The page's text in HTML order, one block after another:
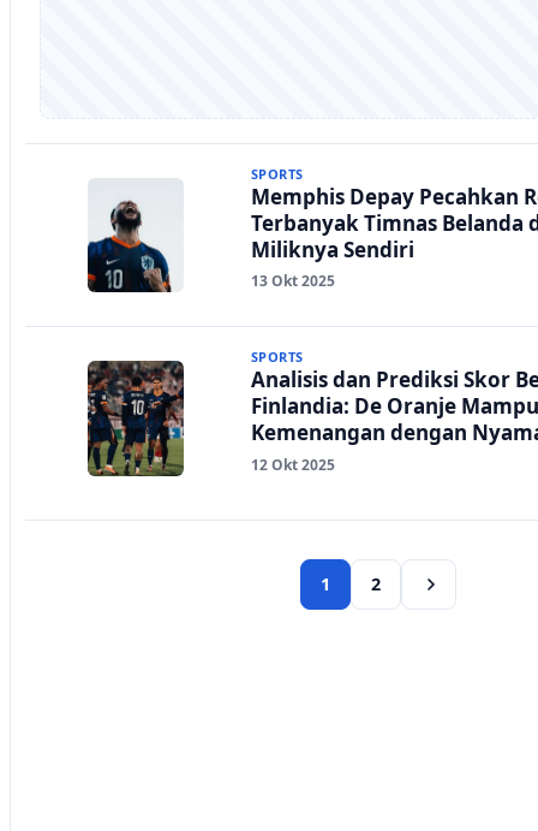
SPORTS
Memphis Depay Pecahkan
Terbanyak Timnas Belanda
Miliknya Sendiri
13 Okt 2025
SPORTS
Analisis dan Prediksi Skor
Finlandia: De Oranje
Kemenangan dengan
12 Okt 2025
1 2